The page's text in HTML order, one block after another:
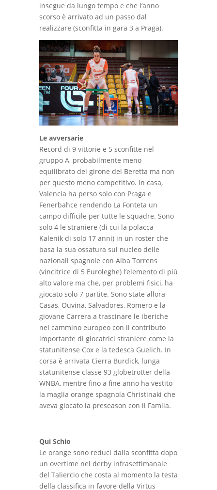
insegue da lungo tempo e che l’anno
scorso è arrivato ad un passo dal
realizzare (sconfitta in gara 3 a Praga).
Le avversarie
Record di 9 vittorie e 5 sconfitte nel
gruppo A, probabilmente meno
equilibrato del girone del Beretta ma non
per questo meno competitivo. In casa,
Valencia ha perso solo con Praga e
Fenerbahce rendendo La Fonteta un
campo difficile per tutte le squadre. Sono
solo 4 le straniere (di cui la polacca
Kalenik di solo 17 anni) in un roster che
basa la sua ossatura sul nucleo delle
nazionali spagnole con Alba Torrens
(vincitrice di 5 Euroleghe) l’elemento di più
alto valore ma che, per problemi fisici, ha
giocato solo 7 partite. Sono state allora
Casas, Ouvina, Salvadores, Romero e la
giovane Carrera a trascinare le iberiche
nel cammino europeo con il contributo
importante di giocatrici straniere come la
statunitense Cox e la tedesca Guelich. In
corsa è arrivata Cierra Burdick, lunga
statunitense classe 93 globetrotter della
WNBA, mentre fino a fine anno ha vestito
la maglia orange spagnola Christinaki che
aveva giocato la preseason con il Famila.
Qui Schio
Le orange sono reduci dalla sconfitta dopo
un overtime nel derby infrasettimanale
del Taliercio che costa al momento la testa
della classifica in favore della Virtus